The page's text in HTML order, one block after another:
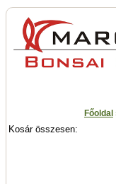
Főoldal
Kosár összesen: